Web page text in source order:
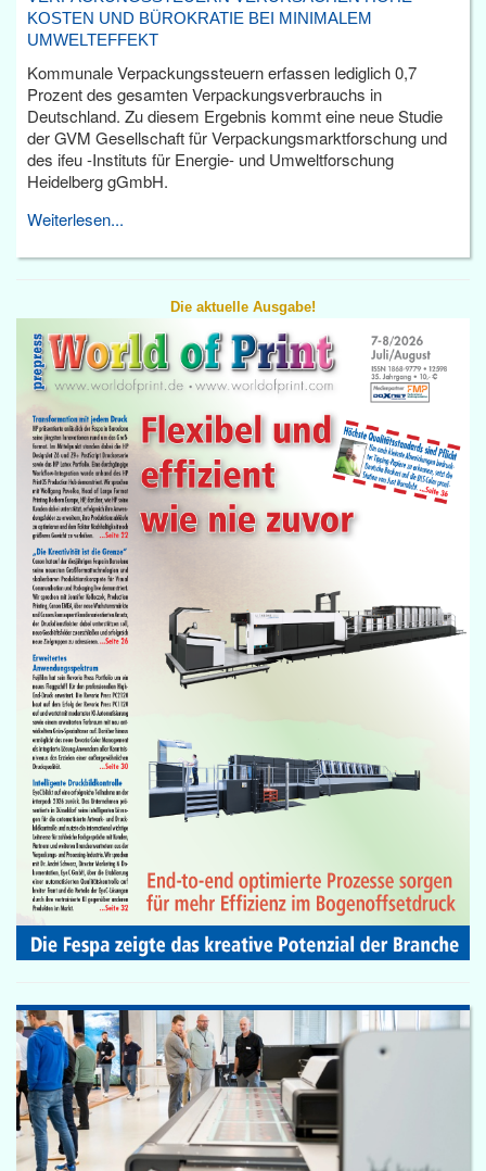
KOSTEN UND BÜROKRATIE BEI MINIMALEM
UMWELTEFFEKT
Kommunale Verpackungssteuern erfassen lediglich 0,7
Prozent des gesamten Verpackungsverbrauchs in
Deutschland. Zu diesem Ergebnis kommt eine neue Studie
der GVM Gesellschaft für Verpackungsmarktforschung und
des ifeu -Instituts für Energie- und Umweltforschung
Heidelberg gGmbH.
Weiterlesen...
Die aktuelle Ausgabe!